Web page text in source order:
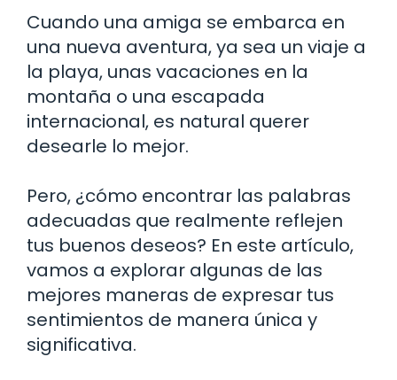
Cuando una amiga se embarca en
una nueva aventura, ya sea un viaje a
la playa, unas vacaciones en la
montaña o una escapada
internacional, es natural querer
desearle lo mejor.
Pero, ¿cómo encontrar las palabras
adecuadas que realmente reflejen
tus buenos deseos? En este artículo,
vamos a explorar algunas de las
mejores maneras de expresar tus
sentimientos de manera única y
significativa.